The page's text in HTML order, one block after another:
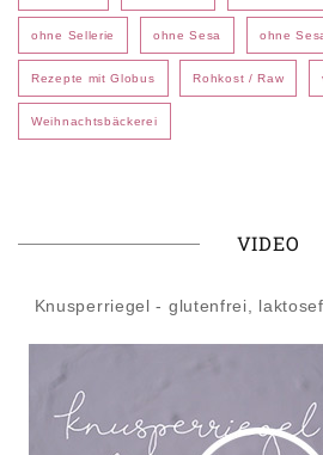
ohne Sellerie ohne Sesa ohne
Rezepte mit Globus Rohkost / Raw
Weihnachtsbäckerei
VIDEO
Knusperriegel - glutenfrei,